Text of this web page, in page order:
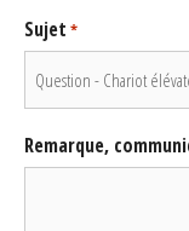
Sujet *
Remarque,